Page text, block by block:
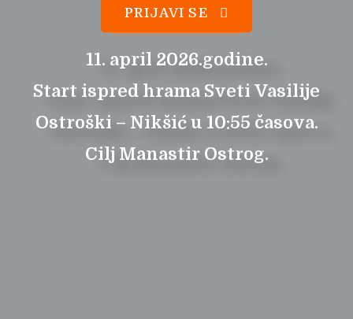
PRIJAVI SE
11. april 2026.godine.
Start ispred hrama Sveti Vasilije
Ostroški – Nikšić u 10:55 časova.
Cilj Manastir Ostrog.